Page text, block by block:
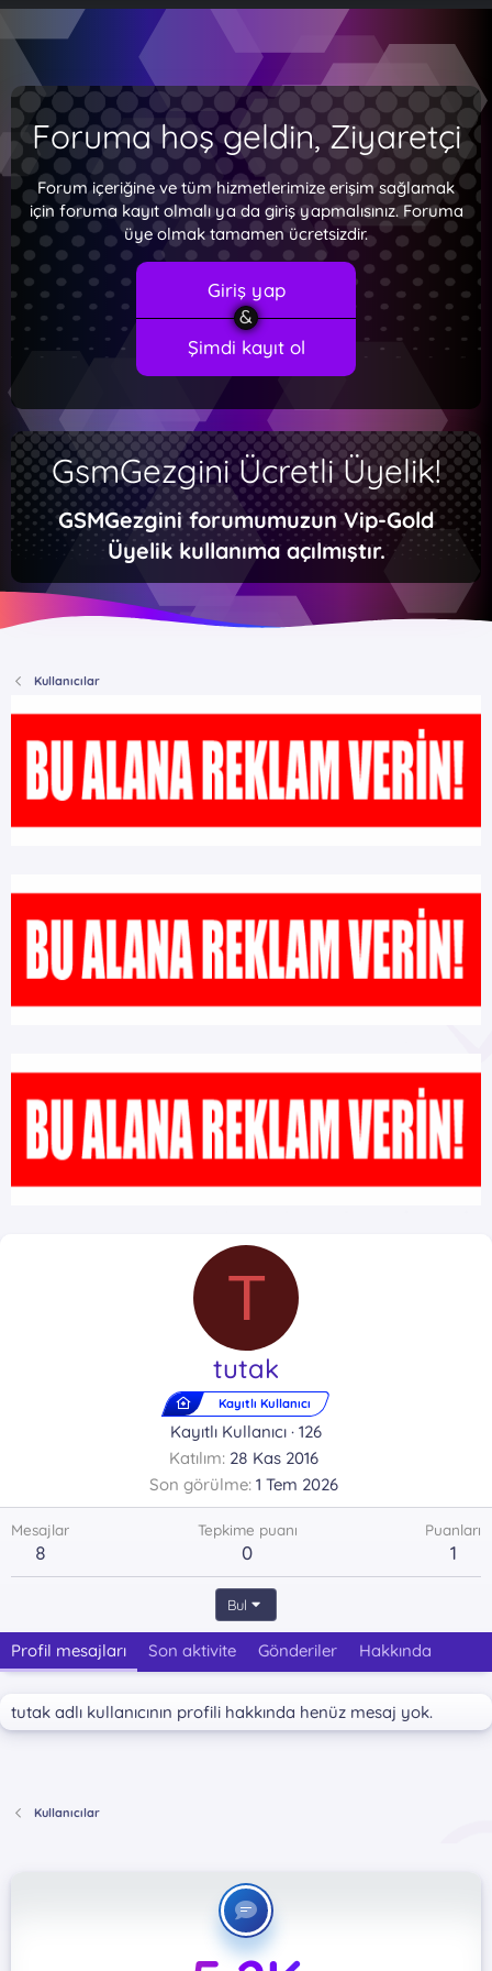
Foruma hoş geldin, Ziyaretçi
Forum içeriğine ve tüm hizmetlerimize erişim sağlamak
için foruma kayıt olmalı ya da giriş yapmalısınız. Foruma
üye olmak tamamen ücretsizdir.
Giriş yap
Şimdi kayıt ol
GsmGezgini Ücretli Üyelik!
GSMGezgini forumumuzun Vip-Gold
Üyelik kullanıma açılmıştır.
Kullanıcılar
T
tutak
Kayıtlı Kullanıcı
Kayıtlı Kullanıcı · 126
Katılım 28 Kas 2016
Son görülme 1 Tem 2026
Mesajlar
8
Tepkime puanı
0
Puanları
1
Bul
Profil mesajları Son aktivite Gönderiler Hakkında
tutak adlı kullanıcının profili hakkında henüz mesaj yok.
Kullanıcılar